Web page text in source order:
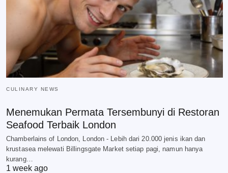
CULINARY NEWS
Menemukan Permata Tersembunyi di Restoran
Seafood Terbaik London
Chamberlains of London, London - Lebih dari 20.000 jenis ikan dan
krustasea melewati Billingsgate Market setiap pagi, namun hanya
kurang…
1 week ago